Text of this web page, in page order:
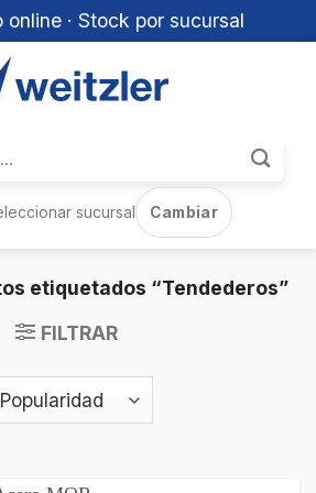
online · Stock por sucursal
sucursal Cambiar
etiquetados “Tendederos”
FILTRAR